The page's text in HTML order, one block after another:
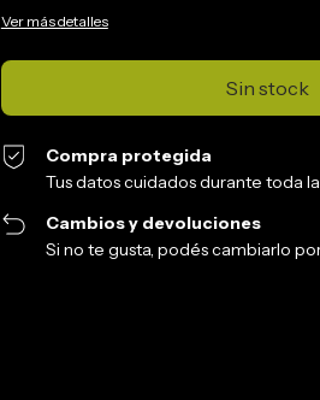
Ver más detalles
Compra protegida
Tus datos cuidados durante toda
Cambios y devoluciones
Si no te gusta, podés cambiarlo